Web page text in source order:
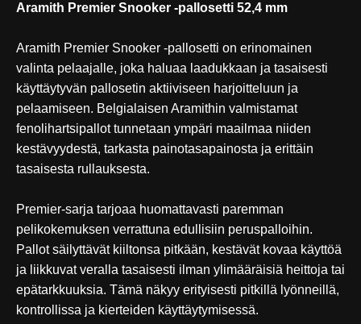
Aramith Premier Snooker -pallosetti 52,4 mm
Aramith Premier Snooker -pallosetti on erinomainen
valinta pelaajalle, joka haluaa laadukkaan ja tasaisesti
käyttäytyvän pallosetin aktiiviseen harjoitteluun ja
pelaamiseen. Belgialaisen Aramithin valmistamat
fenolihartsipallot tunnetaan ympäri maailmaa niiden
kestävyydestä, tarkasta painotasapainosta ja erittäin
tasaisesta rullauksesta.
Premier-sarja tarjoaa huomattavasti paremman
pelikokemuksen verrattuna edullisiin peruspalloihin.
Pallot säilyttävät kiiltonsa pitkään, kestävät kovaa käyttöä
ja liikkuvat veralla tasaisesti ilman ylimääräisiä heittoja tai
epätarkkuuksia. Tämä näkyy erityisesti pitkillä lyönneillä,
kontrollissa ja kierteiden käyttäytymisessä.